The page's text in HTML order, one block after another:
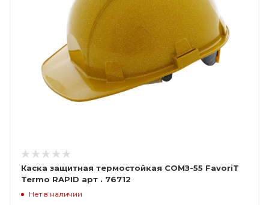
Каска защитная термостойкая СОМЗ-55 FavoriT
Termo RAPID арт . 76712
Нет в наличии